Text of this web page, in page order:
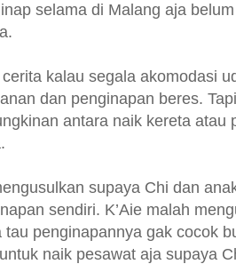
selama di Malang aja
cerita kalau segala akomodasi
dan penginapan beres.
antara naik kereta atau
supaya Chi dan
sendiri. K’Aie malah
tau penginapannya gak cocok
naik pesawat aja supaya